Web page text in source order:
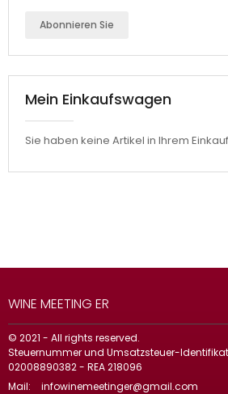
Abonnieren Sie
Mein Einkaufswagen
Sie haben keine Artikel in Ihrem
WINE MEETING ER
© 2021 - All rights reserved.
Steuernummer und Umsatzsteuer-
02008890382 - REA 218096
Mail:
infowinemeetinger@gmail.com